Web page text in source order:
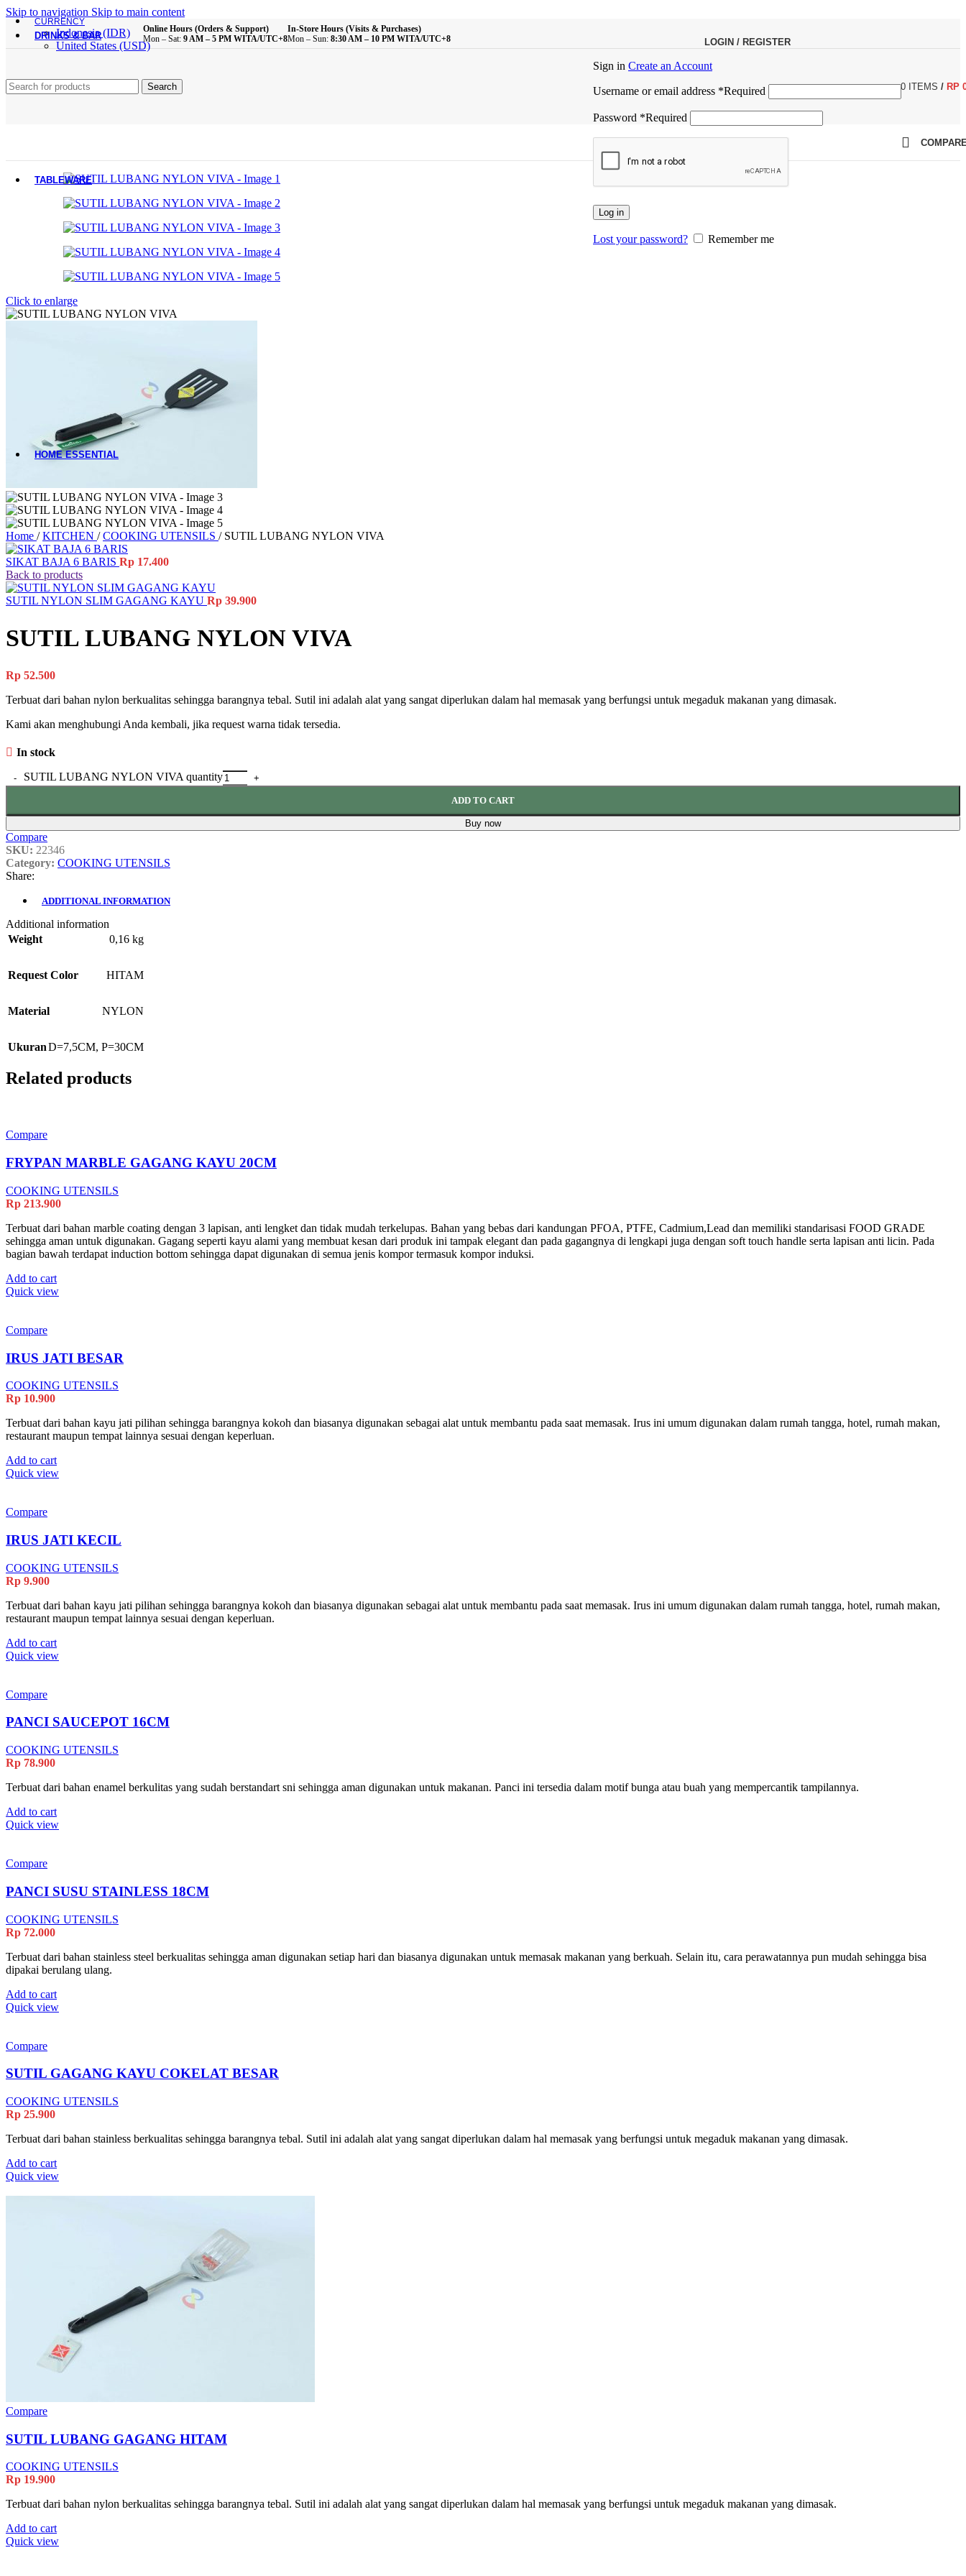
Skip to navigation Skip to main content
CURRENCY
Indonesia (IDR)
United States (USD)
Online Hours (Orders & Support)
Mon – Sat: 9 AM – 5 PM WITA/UTC+8
In-Store Hours (Visits & Purchases)
Mon – Sun: 8:30 AM – 10 PM WITA/UTC+8
Search 0 ITEMS / RP
Brush
Bathroom Essentials
DRINKS & BAR
Plastic Cups
TABLEWARE
All Product
Main Dining Items
Bowls
Cutlery
Coaster
Accessories
HOME ESSENTIAL
Laundry
Gardening
Cleaning Tools
Storage Baskets
Doormats
Ashtrays
Hand Tools
Electrical Items
Accessories
LOGIN / REGISTER
Sign in Create an Account
Username or email address *Required
Password *Required
Log in
Lost your password? Remember me
Click to enlarge
Home / KITCHEN / COOKING UTENSILS / SUTIL LUBANG NYLON VIVA
SIKAT BAJA 6 BARIS Rp 17.400
Back to products
SUTIL NYLON SLIM GAGANG KAYU Rp 39.900
SUTIL LUBANG NYLON VIVA
Rp 52.500
Terbuat dari bahan nylon berkualitas sehingga barangnya tebal. Sutil ini adalah alat yang sangat diperlukan dalam hal memasak yang berfungsi untuk megaduk makanan yang dimasak.
Kami akan menghubungi Anda kembali, jika request warna tidak tersedia.
In stock
SUTIL LUBANG NYLON VIVA quantity
ADD TO CART
Buy now
Compare
SKU: 22346
Category: COOKING UTENSILS
Share:
ADDITIONAL INFORMATION
Additional information
Weight
0,16 kg
Request Color HITAM
Material NYLON
UkuranD=7,5CM, P=30CM
Related products
Compare
FRYPAN MARBLE GAGANG KAYU 20CM
COOKING UTENSILS
Rp 213.900
Terbuat dari bahan marble coating dengan 3 lapisan, anti lengket dan tidak mudah terkelupas. Bahan yang bebas dari kandungan PFOA, PTFE, Cadmium,Lead dan memiliki standarisasi FOOD GRADE
sehingga aman untuk digunakan. Gagang seperti kayu alami yang membuat kesan dari produk ini tampak elegant dan pada gagangnya di lengkapi juga dengan soft touch handle serta lapisan anti licin. Pada
bagian bawah terdapat induction bottom sehingga dapat digunakan di semua jenis kompor termasuk kompor induksi.
Add to cart
Quick view
Compare
IRUS JATI BESAR
COOKING UTENSILS
Rp 10.900
Terbuat dari bahan kayu jati pilihan sehingga barangnya kokoh dan biasanya digunakan sebagai alat untuk membantu pada saat memasak. Irus ini umum digunakan dalam rumah tangga, hotel, rumah makan,
restaurant maupun tempat lainnya sesuai dengan keperluan.
Add to cart
Quick view
Compare
IRUS JATI KECIL
COOKING UTENSILS
Rp 9.900
Terbuat dari bahan kayu jati pilihan sehingga barangnya kokoh dan biasanya digunakan sebagai alat untuk membantu pada saat memasak. Irus ini umum digunakan dalam rumah tangga, hotel, rumah makan,
restaurant maupun tempat lainnya sesuai dengan keperluan.
Add to cart
Quick view
Compare
PANCI SAUCEPOT 16CM
COOKING UTENSILS
Rp 78.900
Terbuat dari bahan enamel berkulitas yang sudah berstandart sni sehingga aman digunakan untuk makanan. Panci ini tersedia dalam motif bunga atau buah yang mempercantik tampilannya.
Add to cart
Quick view
Compare
PANCI SUSU STAINLESS 18CM
COOKING UTENSILS
Rp 72.000
Terbuat dari bahan stainless steel berkualitas sehingga aman digunakan setiap hari dan biasanya digunakan untuk memasak makanan yang berkuah. Selain itu, cara perawatannya pun mudah sehingga bisa
dipakai berulang ulang.
Add to cart
Quick view
Compare
SUTIL GAGANG KAYU COKELAT BESAR
COOKING UTENSILS
Rp 25.900
Terbuat dari bahan stainless berkualitas sehingga barangnya tebal. Sutil ini adalah alat yang sangat diperlukan dalam hal memasak yang berfungsi untuk megaduk makanan yang dimasak.
Add to cart
Quick view
Compare
SUTIL LUBANG GAGANG HITAM
COOKING UTENSILS
Rp 19.900
Terbuat dari bahan nylon berkualitas sehingga barangnya tebal. Sutil ini adalah alat yang sangat diperlukan dalam hal memasak yang berfungsi untuk megaduk makanan yang dimasak.
Add to cart
Quick view